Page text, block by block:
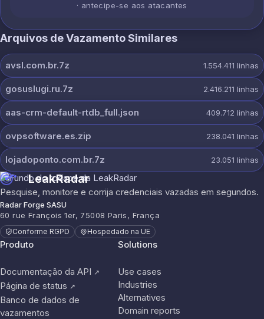
· antecipe-se aos atacantes
Arquivos de Vazamento Similares
avsl.com.br.7z 1.554.411 linhas
gosuslugi.ru.7z 2.416.211 linhas
aas-crm-default-rtdb_full.json 409.712 linhas
ovpsoftware.es.zip 238.041 linhas
lojadoponto.com.br.7z 23.051 linhas
LeakRadar
Pesquise, monitore e corrija credenciais vazadas em segundos.
Radar Forge SASU
60 rue François 1er, 75008 Paris, França
Conforme RGPD Hospedado na UE
Produto
Documentação da API ↗
Página de status ↗
Banco de dados de
vazamentos
Solutions
Use cases
Industries
Alternatives
Domain reports